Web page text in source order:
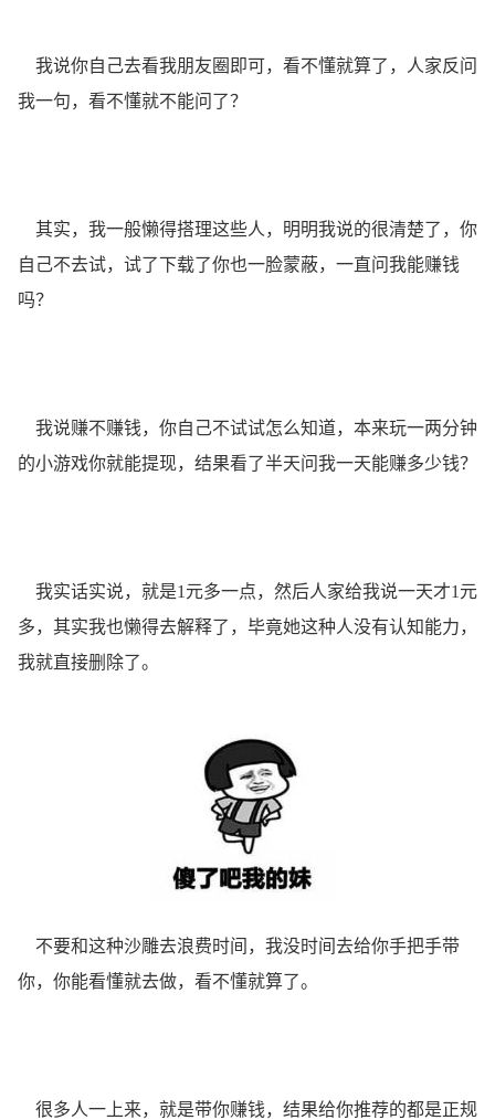
我说你自己去看我朋友圈即可，看不懂就算了，人家反问
我一句，看不懂就不能问了？
其实，我一般懒得搭理这些人，明明我说的很清楚了，你
自己不去试，试了下载了你也一脸蒙蔽，一直问我能赚钱
吗？
我说赚不赚钱，你自己不试试怎么知道，本来玩一两分钟
的小游戏你就能提现，结果看了半天问我一天能赚多少钱？
我实话实说，就是1元多一点，然后人家给我说一天才1元
多，其实我也懒得去解释了，毕竟她这种人没有认知能力，
我就直接删除了。
不要和这种沙雕去浪费时间，我没时间去给你手把手带
你，你能看懂就去做，看不懂就算了。
很多人一上来，就是带你赚钱，结果给你推荐的都是正规